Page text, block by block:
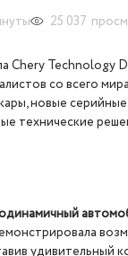
25 037
Chery Technology
со всего
новые
технические
удивительный